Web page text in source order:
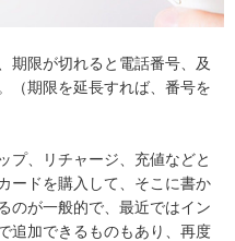
期限が切れると電話番号、及
（期限を延長すれば、番号を
プ、リチャージ、充値などと
ードを購入して、そこに書か
のが一般的で、最近ではイン
追加できるものもあり、再度